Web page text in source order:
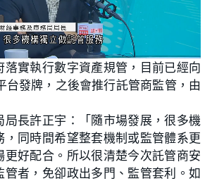
L
o
a
d
e
d
4
.
2
%
落實執行數字資產規管，目前已經向
台發牌，之後會推行託管商監管，由
局長許正宇：「隨市場發展，很多機
，同時間希望整套機制或監管體系更
更好配合。所以很清楚今次託管商安
管者，免卻政出多門、監管套利。如